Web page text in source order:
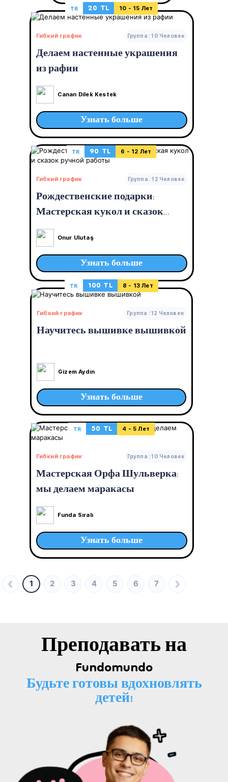
TR 20 TL 10 - 15 Лет
Гибкий график Группа : 10 Человек
Делаем настенные украшения
из рафии
Canan Dilek Kestek
Узнать больше
TR 90 TL 6 - 12 Лет
Гибкий график Группа : 12 Человек
Рождественские подарки:
Мастерская кукол и сказок
ручной работы
Onur Ulutaş
Узнать больше
TR
100 TL 8 - 13 Лет
Гибкий график Группа : 12 Человек
Научитесь вышивке вышивкой
Gizem Aydın
Узнать больше
TR 50 TL 4 - 5 Лет
Гибкий график Группа : 10 Человек
Мастерская Орфа Шульверка:
мы делаем маракасы
Funda Sıralı
Узнать больше
1 2 3 4 5 6 7
Преподавать на
Fundomundo
Будьте готовы вдохновлять
детей!